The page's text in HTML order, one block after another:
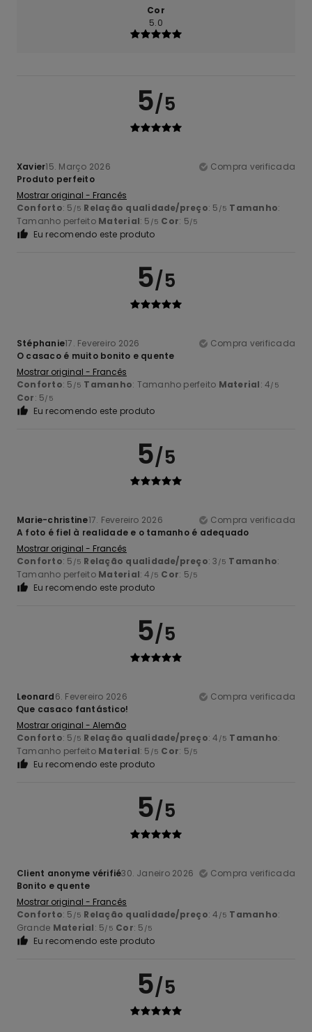
Cor
5.0
5/5
Xavier15. Março 2026
Compra verificada
Produto perfeito
Mostrar original - Francês
Conforto: 5 /5 Relação qualidade/preço: 5 /5 Tamanho:
Tamanho perfeito Material: 5 /5 Cor: 5/5
Eu recomendo este produto
5/5
Stéphanie17. Fevereiro 2026
Compra verificada
O casaco é muito bonito e quente
Mostrar original - Francês
Conforto: 5 /5 Tamanho: Tamanho perfeito Material: 4/5
Cor: 5/5
Eu recomendo este produto
5/5
Marie-christine17. Fevereiro 2026
Compra verificada
A foto é fiel à realidade e o tamanho é adequado
Mostrar original - Francês
Conforto: 5 /5 Relação qualidade/preço: 3 /5 Tamanho:
Tamanho perfeito Material: 4 /5 Cor: 5/5
Eu recomendo este produto
5/5
Leonard6. Fevereiro 2026
Compra verificada
Que casaco fantástico!
Mostrar original - Alemão
Conforto: 5 /5 Relação qualidade/preço: 4 /5 Tamanho:
Tamanho perfeito Material: 5 /5 Cor: 5/5
Eu recomendo este produto
5/5
Client anonyme vérifié30. Janeiro 2026
Compra verificada
Bonito e quente
Mostrar original - Francês
Conforto: 5 /5 Relação qualidade/preço: 4 /5 Tamanho:
Grande Material: 5/5 Cor: 5 /5
Eu recomendo este produto
5/5